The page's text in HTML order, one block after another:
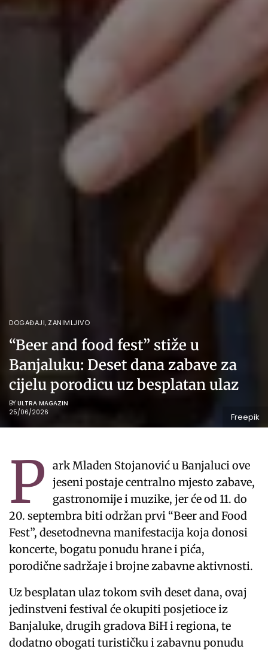
DOGAĐAJI, ZANIMLJIVO
“Beer and food fest” stiže u
Banjaluku: Deset dana zabave za
cijelu porodicu uz besplatan ulaz
BY ULTRA MAGAZIN
25/06/2026
Freepik
P
ark Mladen Stojanović u Banjaluci ove
jeseni postaje centralno mjesto zabave,
gastronomije i muzike, jer će od 11. do
20. septembra biti održan prvi “Beer and Food
Fest”, desetodnevna manifestacija koja donosi
koncerte, bogatu ponudu hrane i pića,
porodične sadržaje i brojne zabavne aktivnosti.
Uz besplatan ulaz tokom svih deset dana, ovaj
jedinstveni festival će okupiti posjetioce iz
Banjaluke, drugih gradova BiH i regiona, te
dodatno obogati turističku i zabavnu ponudu